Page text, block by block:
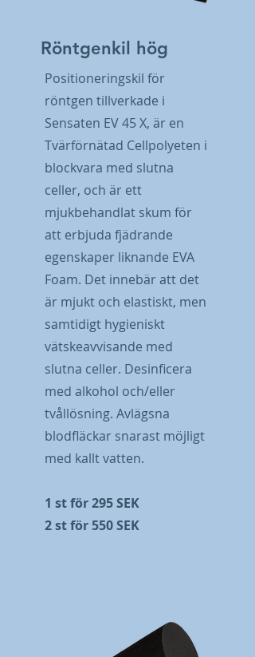
Röntgenkil hög
Positioneringskil för
röntgen tillverkade i
Sensaten EV 45 X, är en
Tvärförnätad Cellpolyeten i
blockvara med slutna
celler, och är ett
mjukbehandlat skum för
att erbjuda fjädrande
egenskaper liknande EVA
Foam. Det innebär att det
är mjukt och elastiskt, men
samtidigt hygieniskt
vätskeavvisande med
slutna celler. Desinficera
med alkohol och/eller
tvållösning. Avlägsna
blodfläckar snarast möjligt
med kallt vatten.
1 st för 295 SEK
2 st för 550 SEK